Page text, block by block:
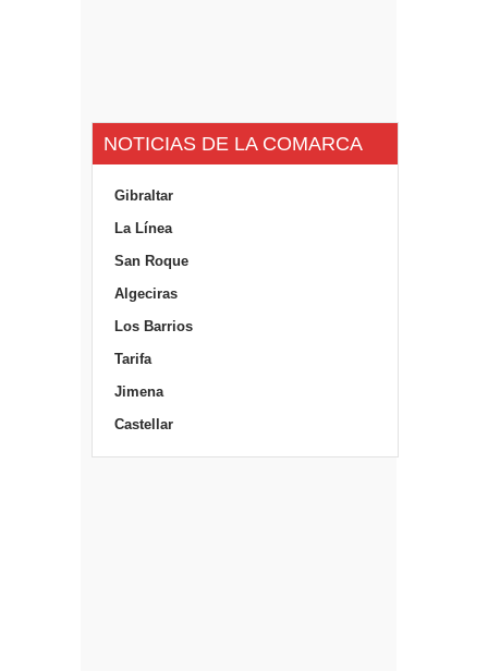
NOTICIAS DE LA COMARCA
Gibraltar
La Línea
San Roque
Algeciras
Los Barrios
Tarifa
Jimena
Castellar